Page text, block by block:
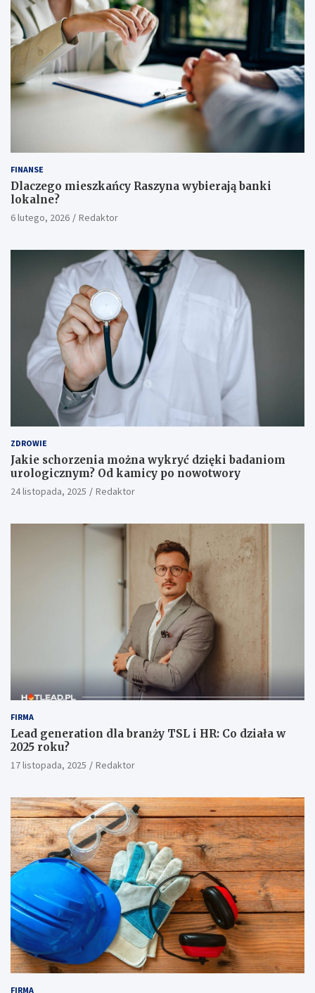
FINANSE
Dlaczego mieszkańcy Raszyna wybierają banki
lokalne?
6 lutego, 2026 Redaktor
ZDROWIE
Jakie schorzenia można wykryć dzięki badaniom
urologicznym? Od kamicy po nowotwory
24 listopada, 2025 Redaktor
FIRMA
Lead generation dla branży TSL i HR: Co działa w
2025 roku?
17 listopada, 2025 Redaktor
FIRMA